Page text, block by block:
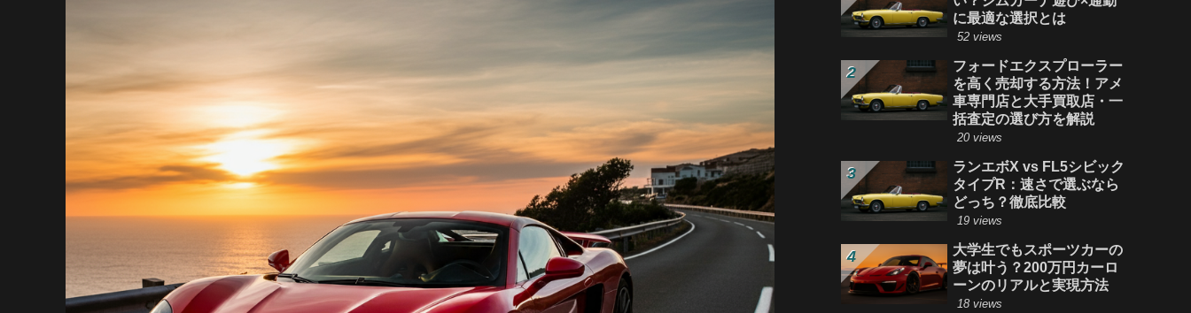
に最適な選択とは
52 views
フォードエクスプローラー
を高く売却する方法！アメ
車専門店と大手買取店・一
括査定の選び方を解説
20 views
ランエボX vs FL5シビック
タイプR：速さで選ぶなら
どっち？徹底比較
19 views
大学生でもスポーツカーの
夢は叶う？200万円カーロ
ーンのリアルと実現方法
18 views